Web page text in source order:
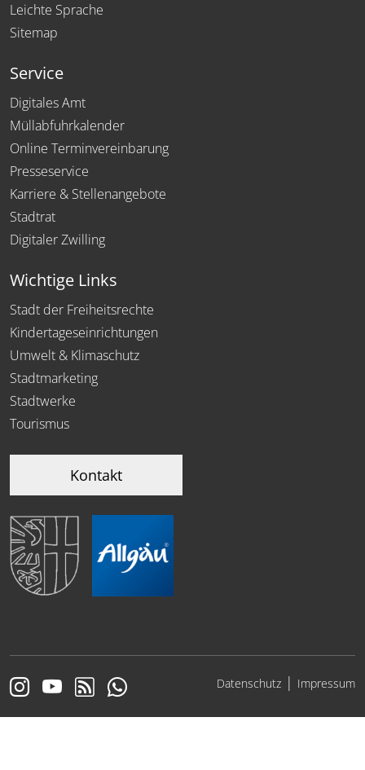
Leichte Sprache
Sitemap
Service
Digitales Amt
Müllabfuhrkalender
Online Terminvereinbarung
Presseservice
Karriere & Stellenangebote
Stadtrat
Digitaler Zwilling
Wichtige Links
Stadt der Freiheitsrechte
Kindertageseinrichtungen
Umwelt & Klimaschutz
Stadtmarketing
Stadtwerke
Tourismus
Kontakt
Datenschutz| Impressum